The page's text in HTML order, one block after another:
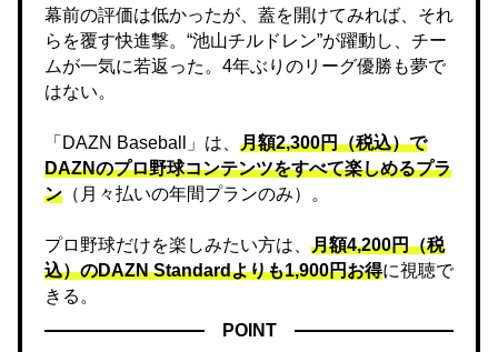
幕前の評価は低かったが、蓋を開けてみれば、それ
らを覆す快進撃。“池山チルドレン”が躍動し、チー
ムが一気に若返った。4年ぶりのリーグ優勝も夢で
はない。
「DAZN Baseball」は、 月額2,300円（税込）で
DAZNのプロ野球コンテンツをすべて楽しめるプラ
ン （月々払いの年間プランのみ）。
プロ野球だけを楽しみたい方は、 月額4,200円（税
込）のDAZN Standard​よりも1,900円お得に視聴で
きる。
POINT